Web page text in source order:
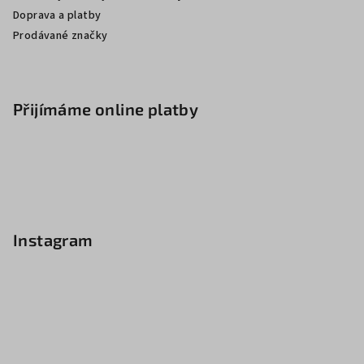
Doprava a platby
Prodávané značky
Přijímáme online platby
Instagram